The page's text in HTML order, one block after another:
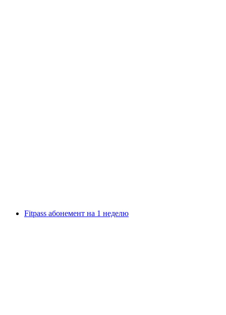
Fitpass абонемент на 1 неделю